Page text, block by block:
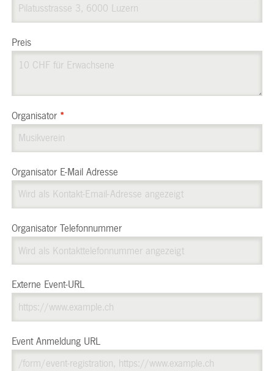
Preis
Organisator *
Organisator E-Mail Adresse
Organisator Telefonnummer
Externe Event-URL
Event Anmeldung URL